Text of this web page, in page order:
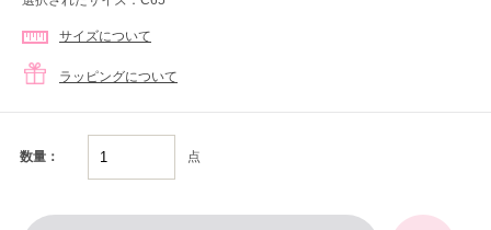
サイズについて
ラッピングについて
数量： 点